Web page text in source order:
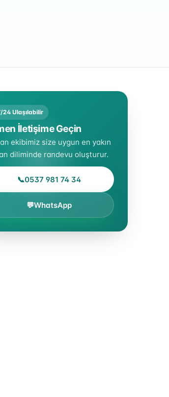
24 Ulaşılabilir
İletişime Geçin
ekibimiz size uygun en yakın
diliminde randevu oluşturur.
📞0537 981 74 34
💬WhatsApp